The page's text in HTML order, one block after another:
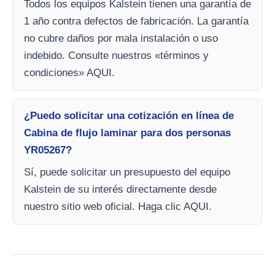
Todos los equipos Kalstein tienen una garantía de
1 año contra defectos de fabricación. La garantía
no cubre daños por mala instalación o uso
indebido. Consulte nuestros «términos y
condiciones» AQUI.
¿Puedo solicitar una cotización en línea de
Cabina de flujo laminar para dos personas
YR05267?
Sí, puede solicitar un presupuesto del equipo
Kalstein de su interés directamente desde
nuestro sitio web oficial. Haga clic AQUI.